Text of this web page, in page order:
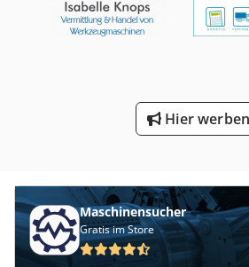
Hier werben
Maschinensucher
Gratis im Store